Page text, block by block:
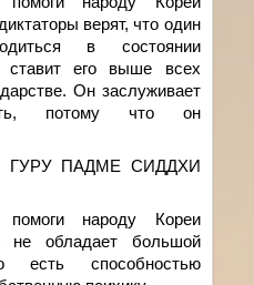
верят, что один
в состоянии
ставит его выше всех
Он заслуживает
потому что он
ПАДМЕ СИДДХИ
помоги народу Кореи
не обладает большой
есть способностью